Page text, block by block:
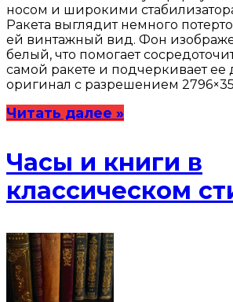
носом и широкими
Ракета выглядит немного
ей винтажный вид. Фон
белый, что помогает
самой ракете и подчеркивает ее
оригинал с разрешением
Читать далее »
Часы и книги в
классическом